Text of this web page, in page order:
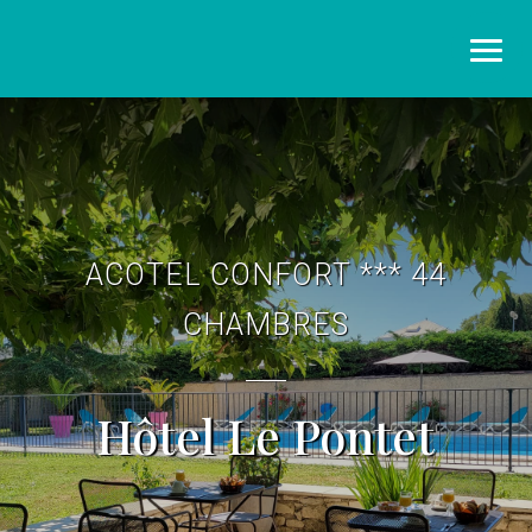
ACOTEL CONFORT *** 44
CHAMBRES
Hôtel Le Pontet